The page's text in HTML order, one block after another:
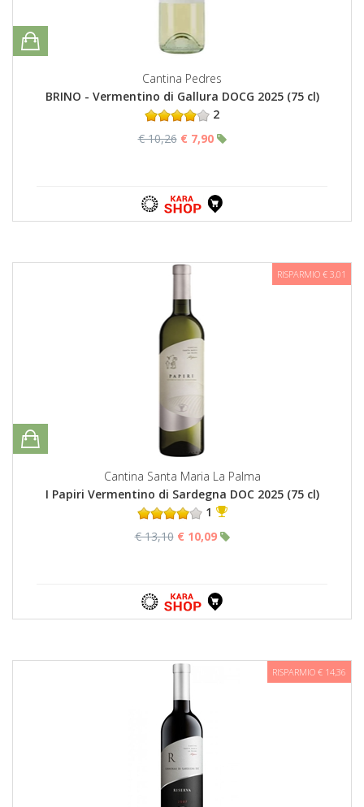
Cantina Pedres
BRINO - Vermentino di Gallura DOCG 2025 (75 cl)
2
€ 10,26 € 7,90
RISPARMIO € 3,01
Cantina Santa Maria La Palma
I Papiri Vermentino di Sardegna DOC 2025 (75 cl)
1
€ 13,10 € 10,09
RISPARMIO € 14,36